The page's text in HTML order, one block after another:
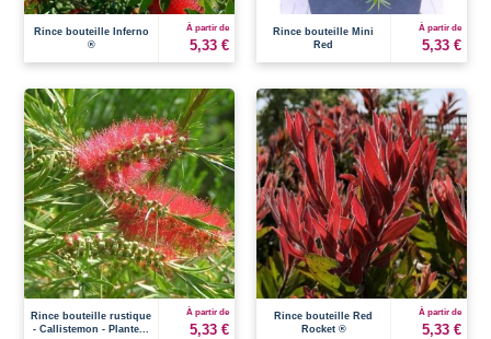
Rince bouteille Inferno
®
À partir de
5,33 €
Rince bouteille Mini
Red
À partir de
5,33 €
Rince bouteille rustique
- Callistemon - Plante...
À partir de
5,33 €
Rince bouteille Red
Rocket ®
À partir de
5,33 €